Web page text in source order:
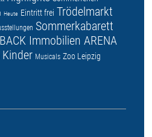
Heute Eintritt frei Trödelmarkt
Sommerkabarett
Immobilien ARENA
Kinder Musicals Zoo Leipzig